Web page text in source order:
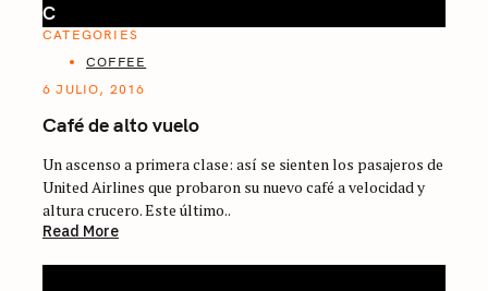
C
CATEGORIES
COFFEE
6 JULIO, 2016
Café de alto vuelo
Un ascenso a primera clase: así se sienten los pasajeros de
United Airlines que probaron su nuevo café a velocidad y
altura crucero. Este último..
Read More